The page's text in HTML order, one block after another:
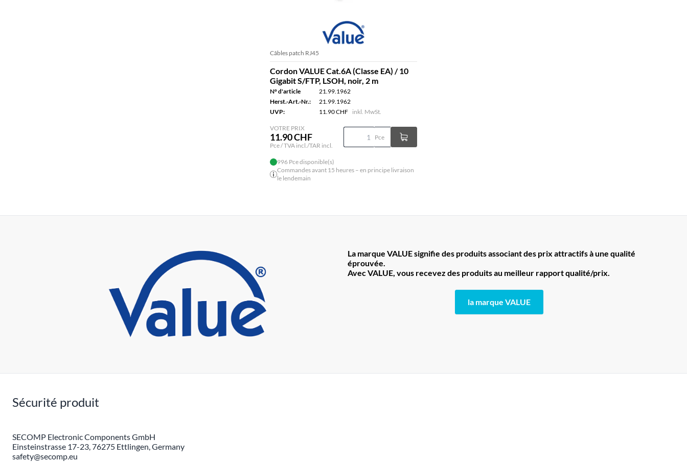
Câbles patch RJ45
Cordon VALUE Cat.6A (Classe EA) / 10
Gigabit S/FTP, LSOH, noir, 2 m
N° d'article
21.99.1962
Herst.-Art.-Nr.:
21.99.1962
UVP:
11.90 CHF inkl. MwSt.
VOTRE PRIX
11.90 CHF
Pce / TVA incl./TAR incl.
Pce
996 Pce disponible(s)
Commandes avant 15 heures – en principe livraison
le lendemain
La marque VALUE signifie des produits associant des prix attractifs à une qualité
éprouvée.
Avec VALUE, vous recevez des produits au meilleur rapport qualité/prix.
la marque VALUE
Sécurité produit
SECOMP Electronic Components GmbH
Einsteinstrasse 17-23, 76275 Ettlingen, Germany
safety@secomp.eu